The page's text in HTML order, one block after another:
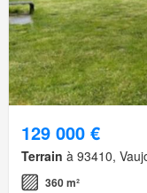
129 000 €
Terrain à 93410,
360 m²